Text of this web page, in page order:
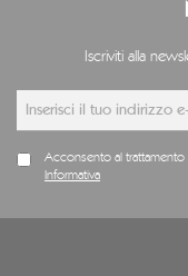
Iscriviti alla
Acconsento al
Informativa